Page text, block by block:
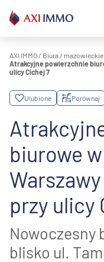
do
treści
AXI IMMO / Biura / mazowieckie
Atrakcyjne powierzchnie
ulicy Cichej 7
Ulubione Porównaj
biurowe
przy ulicy
Nowoczesny
blisko ul.